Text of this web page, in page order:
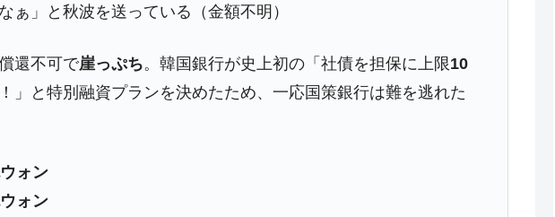
？
競走で勝利騎手がもらえる賞金とは？
ぎるモチーフとは？
かず飛ばずに終わりそうなスーパーリーグとは？
史。松山以前に最高位だった選手とは？
ぁ」と秋波を送っている（金額不明）
還不可で崖っぷち。韓国銀行が史上初の「社債を担保に上限10
」と特別融資プランを決めたため、一応国策銀行は難を逃れた
ォン
ォン